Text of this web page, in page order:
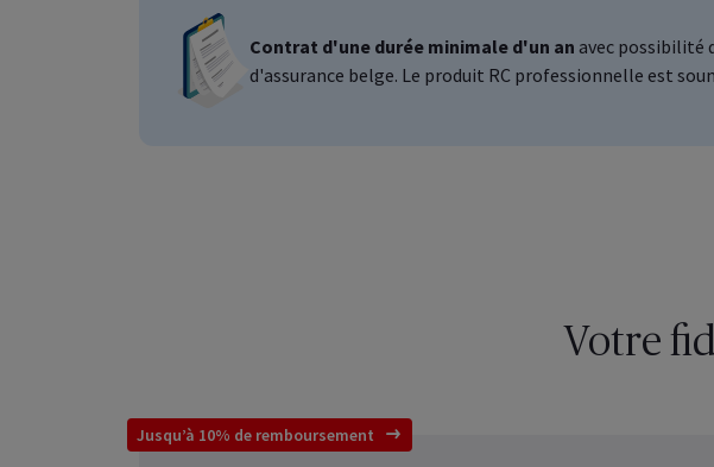
Connectez-vous
souscrites pour vos
Contrat d'une durée minimale d'un an avec possibilité
d'assurance belge. Le produit RC professionnelle est
Votre
Jusqu’à 10% de remboursement